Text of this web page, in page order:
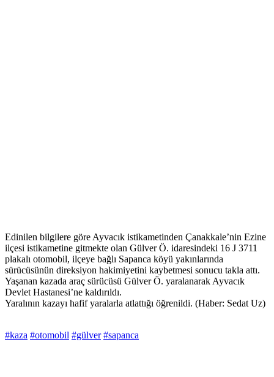
Edinilen bilgilere göre Ayvacık istikametinden Çanakkale’nin Ezine
ilçesi istikametine gitmekte olan Gülver Ö. idaresindeki 16 J 3711
plakalı otomobil, ilçeye bağlı Sapanca köyü yakınlarında
sürücüsünün direksiyon hakimiyetini kaybetmesi sonucu takla attı.
Yaşanan kazada araç sürücüsü Gülver Ö. yaralanarak Ayvacık
Devlet Hastanesi’ne kaldırıldı.
Yaralının kazayı hafif yaralarla atlattığı öğrenildi. (Haber: Sedat Uz)
#kaza #otomobil #gülver #sapanca